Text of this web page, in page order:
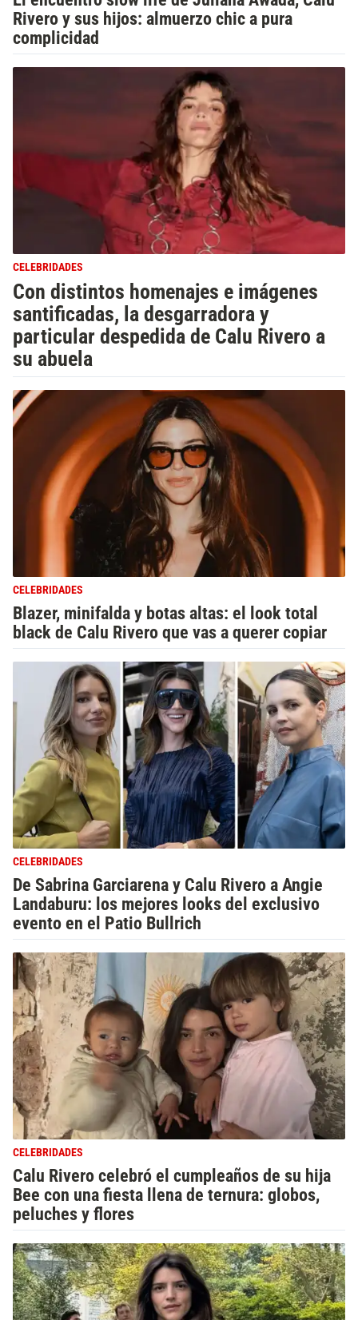
Rivero y sus hijos: almuerzo chic a pura
complicidad
CELEBRIDADES
Con distintos homenajes e imágenes
santificadas, la desgarradora y
particular despedida de Calu Rivero a
su abuela
CELEBRIDADES
Blazer, minifalda y botas altas: el look total
black de Calu Rivero que vas a querer copiar
CELEBRIDADES
De Sabrina Garciarena y Calu Rivero a Angie
Landaburu: los mejores looks del exclusivo
evento en el Patio Bullrich
CELEBRIDADES
Calu Rivero celebró el cumpleaños de su hija
Bee con una fiesta llena de ternura: globos,
peluches y flores